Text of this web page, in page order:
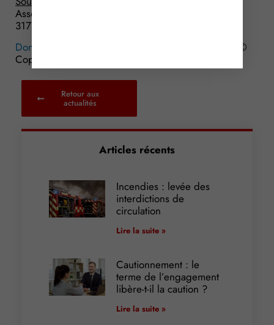
Assemblée Nationale, du 13 septembre 2016, n°
31774
Donner un bien immobilier défiscalisé : attention !
©
Copyright WebLex – 2016
Retour aux
actualités
Articles récents
Incendies : levée des
interdictions de
circulation
Lire la suite »
Cautionnement : le
terme de l’engagement
libère-t-il la caution ?
Lire la suite »